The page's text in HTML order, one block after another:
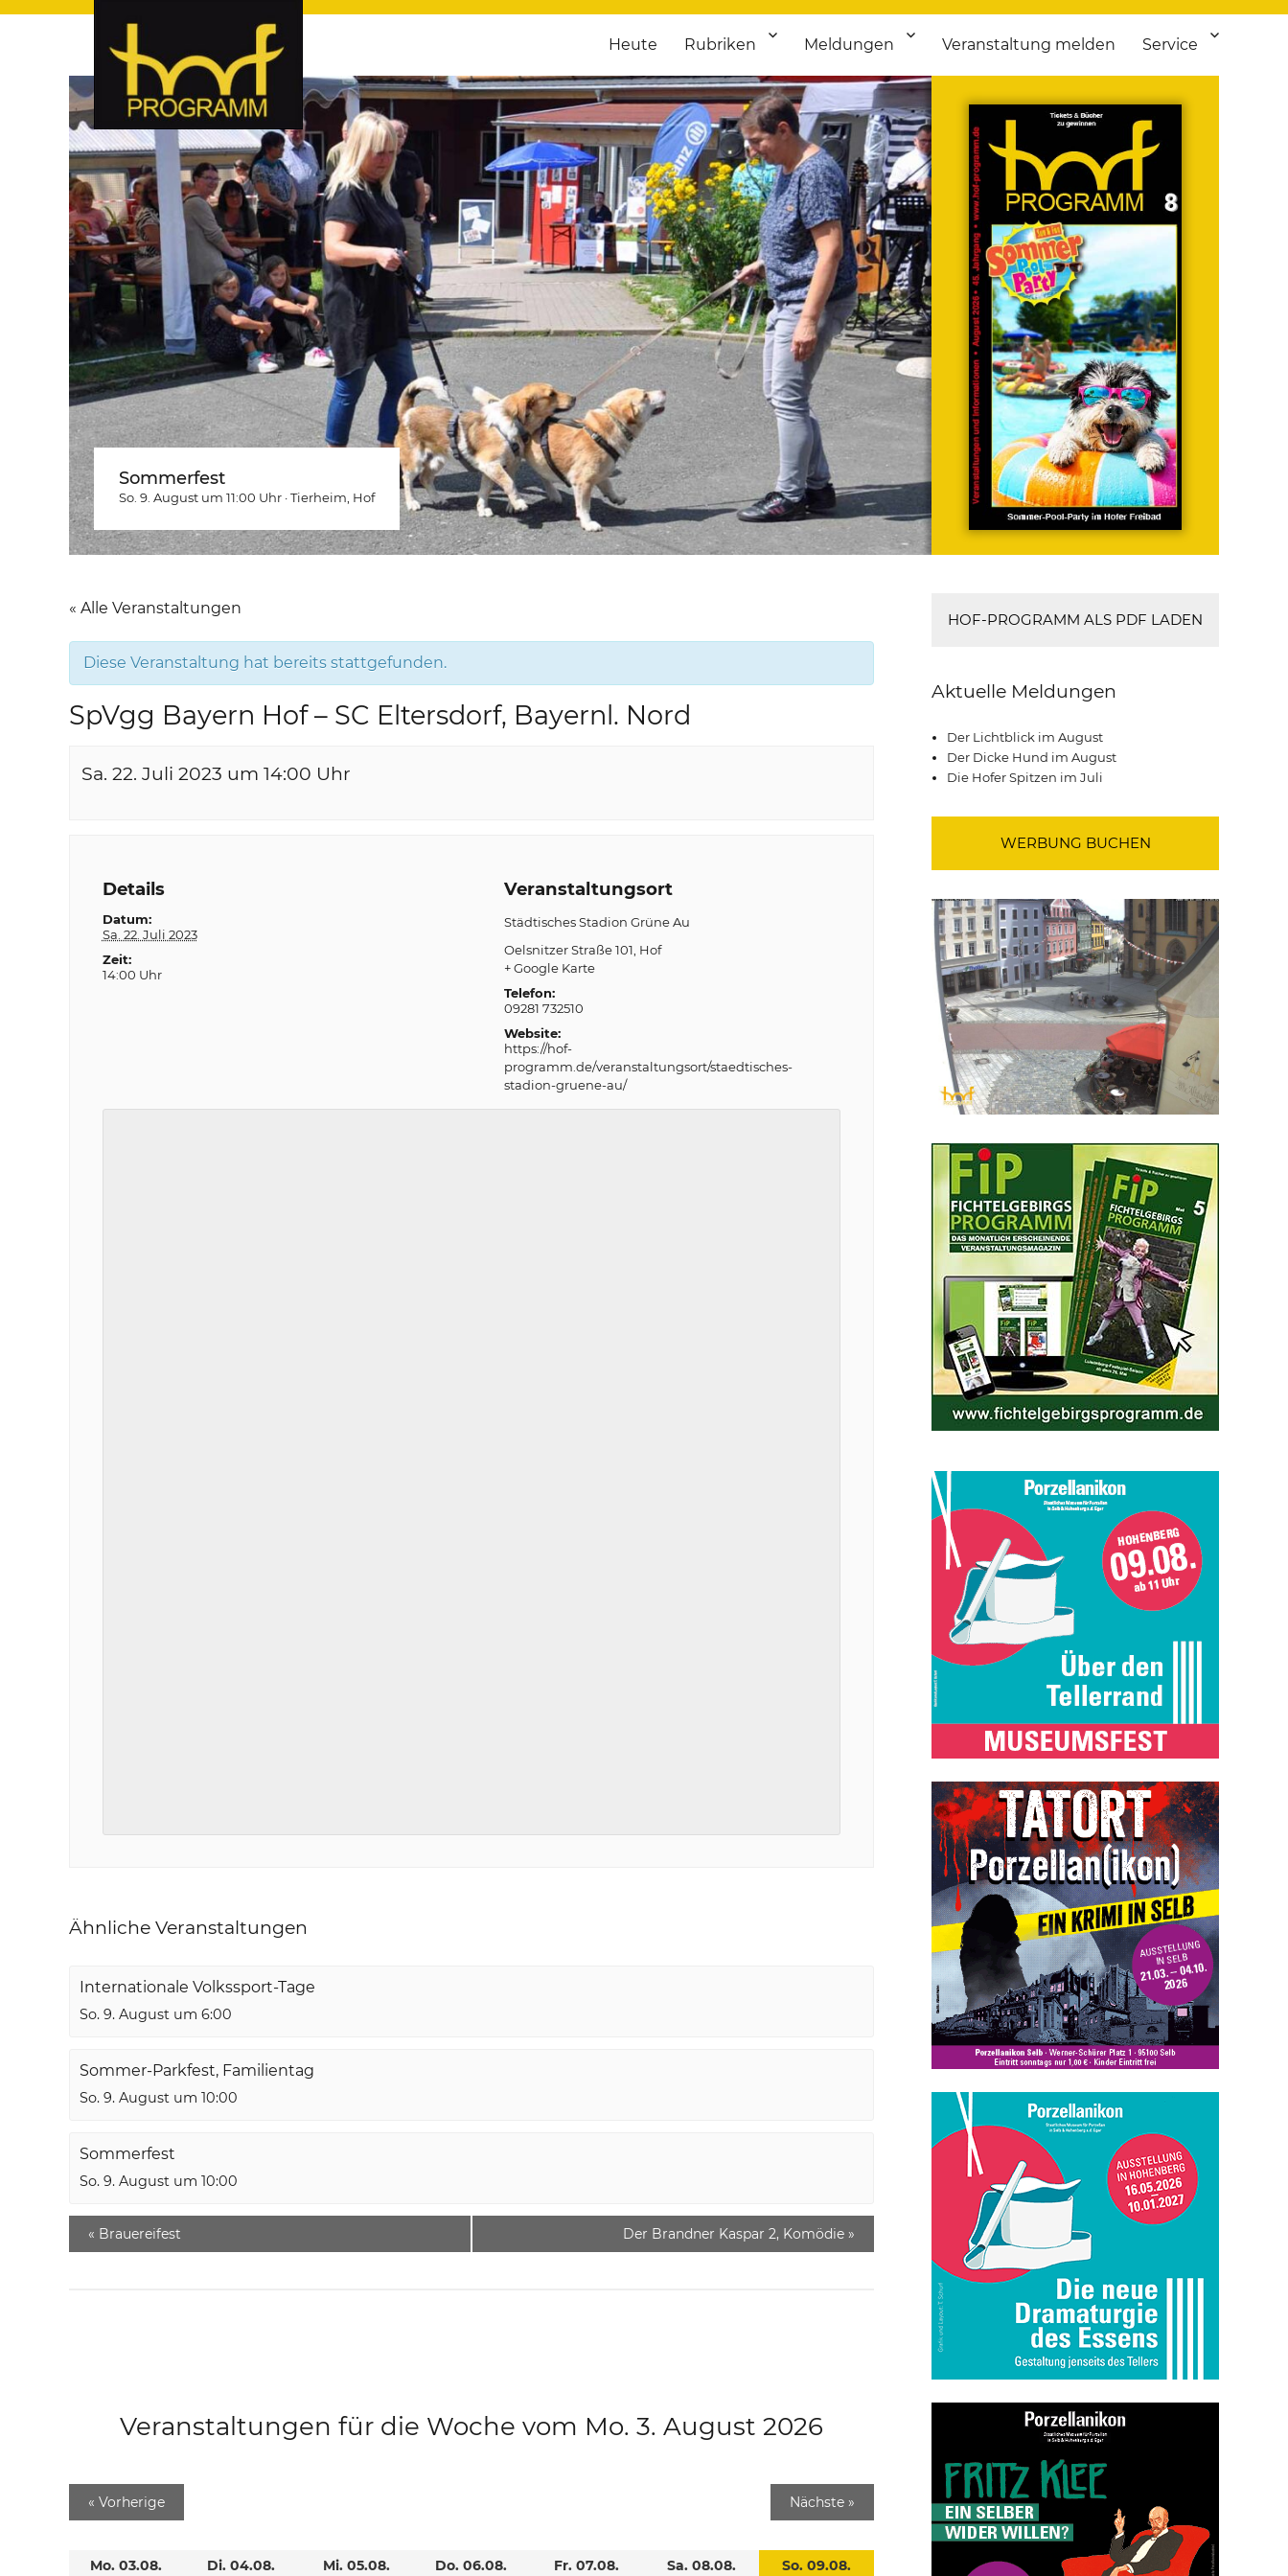
hof-programm – das Veranstaltungsportal für Hochfranken
hof-programm – das Veranstaltungsportal für Hof und Hochfranken. Täglich aktuelle Termine von Kultur bis Sport, von Theater bis Flohmarkt.
Heute Rubriken Meldungen Veranstaltung melden Service
Sommerfest
So. 9. August um 11:00 Uhr ·Tierheim , Hof
« Alle Veranstaltungen
Diese Veranstaltung hat bereits stattgefunden.
SpVgg Bayern Hof – SC Eltersdorf, Bayernl. Nord
Sa. 22. Juli 2023 um 14:00 Uhr
Details
Datum:
Sa. 22. Juli 2023
Zeit:
14:00 Uhr
Veranstaltungsort
Städtisches Stadion Grüne Au
Oelsnitzer Straße 101 Hof
+ Google Karte
Telefon:
09281 732510
Website:
https://hof-
programm.de/veranstaltungsort/staedtisches-
stadion-gruene-au/
Ähnliche Veranstaltungen
Internationale Volkssport-Tage
So. 9. August um 6:00
Sommer-Parkfest, Familientag
So. 9. August um 10:00
Sommerfest
So. 9. August um 10:00
« Brauereifest Der Brandner Kaspar 2, Komödie »
Veranstaltungen für die Woche vom Mo. 3. August 2026
« Vorherige Nächste »
Mo. 03.08. Di. 04.08. Mi. 05.08. Do. 06.08. Fr. 07.08. Sa. 08.08. So. 09.08.
HOF-PROGRAMM ALS PDF LADEN
Aktuelle Meldungen
Der Lichtblick im August
Der Dicke Hund im August
Die Hofer Spitzen im Juli
WERBUNG BUCHEN